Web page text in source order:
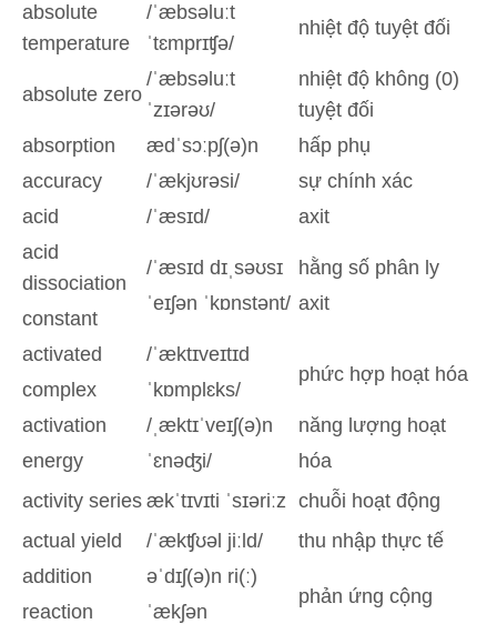
absolute
temperature
/ˈæbsəluːt
ˈtɛmprɪʧə/
nhiệt độ tuyệt đối
absolute zero
/ˈæbsəluːt
ˈzɪərəʊ/
nhiệt độ không (0)
tuyệt đối
absorption
ædˈsɔːpʃ(ə)n
hấp phụ
accuracy
/ˈækjʊrəsi/
sự chính xác
acid
/ˈæsɪd/
axit
acid
dissociation
constant
/ˈæsɪd dɪˌsəʊsɪ
ˈeɪʃən ˈkɒnstənt/
hằng số phân ly
axit
activated
complex
/ˈæktɪveɪtɪd
ˈkɒmplɛks/
phức hợp hoạt hóa
activation
energy
/ˌæktɪˈveɪʃ(ə)n
ˈɛnəʤi/
năng lượng hoạt
hóa
activity series ækˈtɪvɪti ˈsɪəriːz chuỗi hoạt động
actual yield
/ˈækʧʊəl jiːld/
thu nhập thực tế
addition
reaction
əˈdɪʃ(ə)n ri(ː)
ˈækʃən
phản ứng cộng